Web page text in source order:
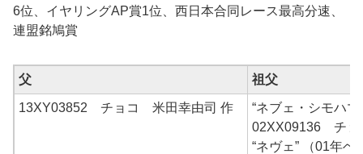
6位、イヤリングAP賞1位、西日本合同レース最高分速、
連盟銘鳩賞
父 祖父
13XY03852 チョコ 米田幸由司 作
“ネブェ・シモハマ
02XX09136 チ
“ネヴェ” （01年